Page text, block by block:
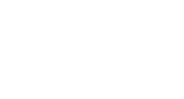
för inlägg/kommentar